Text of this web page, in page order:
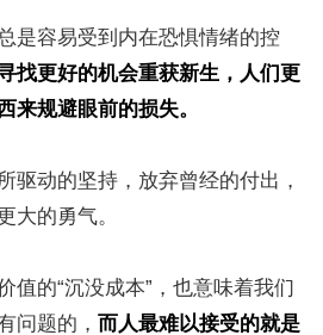
是容易受到内在恐惧情绪的控
找更好的机会重获新生，人们更
来规避眼前的损失。
驱动的坚持，放弃曾经的付出，
大的勇气。
值的“沉没成本”，也意味着我们
问题的， 而人最难以接受的就是